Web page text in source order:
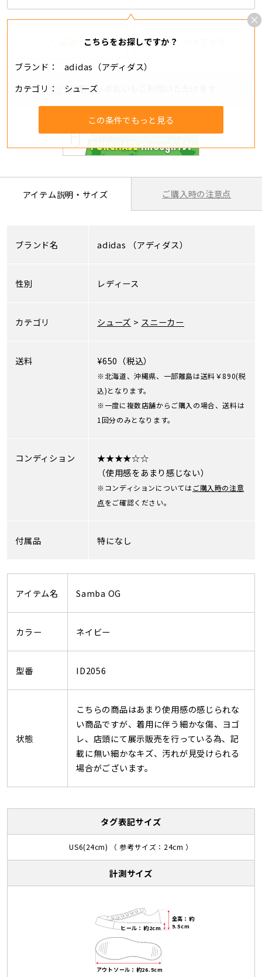
こちらをお探しですか？
ブランド
adidas（アディダス）
カテゴリ
シューズ
この条件でもっと見る
追加する
分割・リボ払いもご利用いただけます
アイテム説明・サイズ ご購入時の注意点
ブランド名 adidas （アディダス）
性別 レディース
カテゴリ シューズ > スニーカー
送料 ¥650（税込）
※北海道、沖縄県、一部離島は送料￥890(税
込)となります。
※一度に複数店舗からご購入の場合、送料は
1回分のみとなります。
コンディション
★★★★☆☆
（使用感をあまり感じない）
※コンディションについてはご購入時の注意
点をご確認ください。
付属品 特になし
アイテム名 Samba OG
カラー ネイビー
型番 ID2056
状態
こちらの商品はあまり使用感の感じられな
い商品ですが、着用に伴う細かな傷、ヨゴ
レ、店頭にて展示販売を行っている為、記
載に無い細かなキズ、汚れが見受けられる
場合がございます。
タグ表記サイズ
US6(24cm) （ 参考サイズ：24cm ）
計測サイズ
全高：約
9.5cm
ヒール：約2cm
アウトソール：約26.5cm